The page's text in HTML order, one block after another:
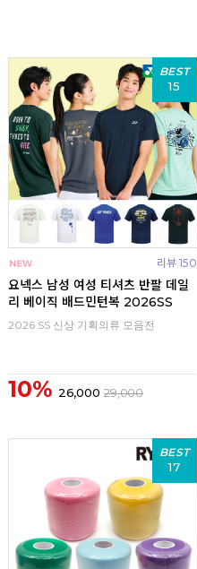
BEST
15
리뷰 150
요넥스 남성 여성 티셔츠 반팔 데일
리 베이직 배드민턴복 2026SS
2026 SS 신상 기획의류 모음전
10% 26,000 29,000
BEST
17